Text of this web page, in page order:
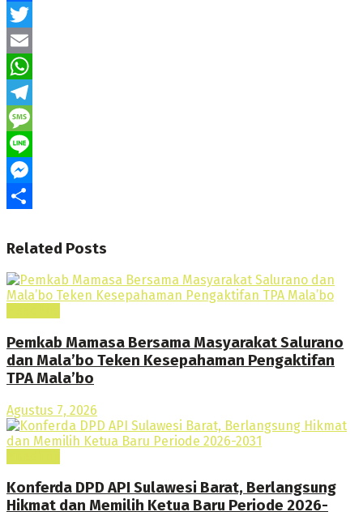
Facebook
Twitter
Email
WhatsApp
Telegram
Message
Line
Messenger
Related Posts
Pemkab Mamasa Bersama Masyarakat Salurano
dan Mala’bo Teken Kesepahaman Pengaktifan
TPA Mala’bo
Agustus 7, 2026
Konferda DPD API Sulawesi Barat, Berlangsung
Hikmat dan Memilih Ketua Baru Periode 2026-